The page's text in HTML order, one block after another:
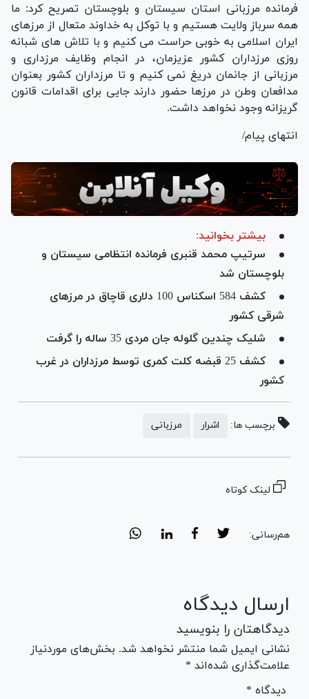
فرمانده مرزبانی استان سیستان و بلوچستان تصریح کرد: ما
همه سرباز ولايت هستيم و با توکل به خداوند متعال از مرزهای
ايران اسلامی به خوبی حراست می کنيم و با تلاش های شبانه
روزی مرزداران کشور عزيزمان، در انجام وظايف مرزداری و
مرزبانی از جانمان دريغ نمی کنيم و تا مرزداران کشور بعنوان
مدافعان وطن در مرزها حضور دارند جايی برای اقدامات قانون
گريزانه وجود نخواهد داشت.
انتهای پیام/
بیشتر بخوانید:
سرتیپ محمد قنبری فرمانده انتظامی سیستان و
بلوچستان شد
کشف 584 اسکناس 100 دلاری قاچاق در مرزهای
شرقی کشور
شلیک چندین گلوله جان مردی 35 ساله را گرفت
کشف 25 قبضه کلت کمری توسط مرزداران در غرب
کشور
برچسب ها: اشرار مرزبانی
لینک کوتاه
هم‌رسانی:
ارسال دیدگاه
دیدگاهتان را بنویسید
نشانی ایمیل شما منتشر نخواهد شد. بخش‌های موردنیاز
علامت‌گذاری شده‌اند *
* دیدگاه